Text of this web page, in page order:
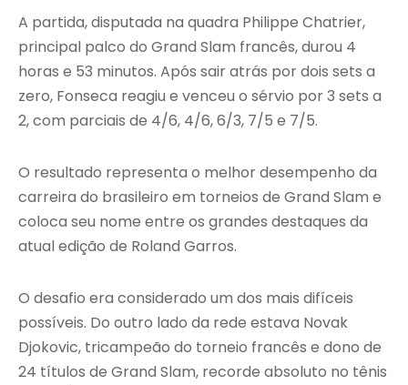
A partida, disputada na quadra Philippe Chatrier,
principal palco do Grand Slam francês, durou 4
horas e 53 minutos. Após sair atrás por dois sets a
zero, Fonseca reagiu e venceu o sérvio por 3 sets a
2, com parciais de 4/6, 4/6, 6/3, 7/5 e 7/5.
O resultado representa o melhor desempenho da
carreira do brasileiro em torneios de Grand Slam e
coloca seu nome entre os grandes destaques da
atual edição de Roland Garros.
O desafio era considerado um dos mais difíceis
possíveis. Do outro lado da rede estava Novak
Djokovic, tricampeão do torneio francês e dono de
24 títulos de Grand Slam, recorde absoluto no tênis